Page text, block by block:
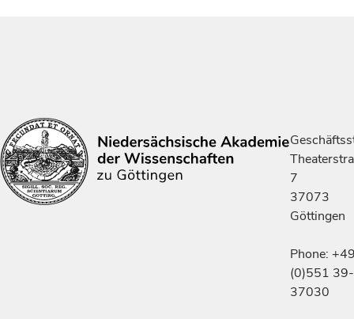
7
37073
Göttingen
Phone:
(0)551 39-
37030